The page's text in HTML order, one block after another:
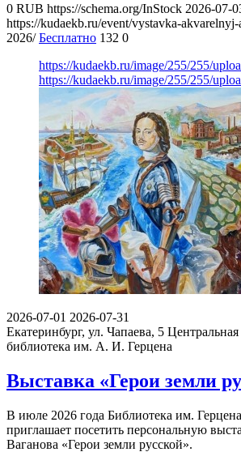
0 RUB https://schema.org/InStock 2026-07-
https://kudaekb.ru/event/vystavka-
2026/ Бесплатно 132 0
https://kudaekb.ru/image/255/255/
https://kudaekb.ru/image/255/255/
2026-07-01 2026-07-31
Екатеринбург, ул. Чапаева, 5 Центральная
библиотека им. А. И. Герцена
Выставка «Герои земли
В июле 2026 года Библиотека им.
приглашает посетить персональную
Ваганова «Герои земли русской».